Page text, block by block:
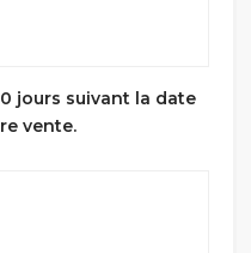
jours suivant la date
vente.